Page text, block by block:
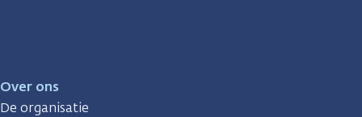
Over ons
De organisatie